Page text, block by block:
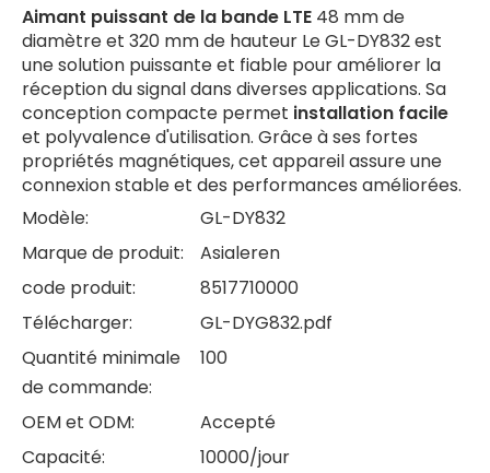
Aimant puissant de la bande LTE 48 mm de
diamètre et 320 mm de hauteur Le GL-DY832 est
une solution puissante et fiable pour améliorer la
réception du signal dans diverses applications. Sa
conception compacte permet installation facile
et polyvalence d'utilisation. Grâce à ses fortes
propriétés magnétiques, cet appareil assure une
connexion stable et des performances améliorées.
Modèle:
GL-DY832
Marque de produit:
Asialeren
code produit:
8517710000
Télécharger:
GL-DYG832.pdf
Quantité minimale
de commande:
100
OEM et ODM:
Accepté
Capacité:
10000/jour